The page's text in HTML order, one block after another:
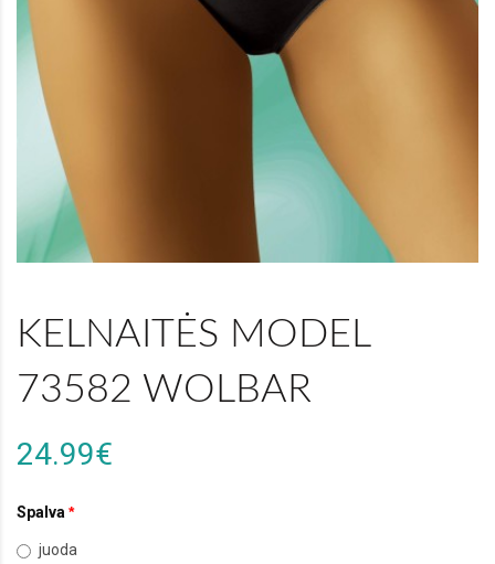
KELNAITĖS MODEL
73582 WOLBAR
24.99€
Spalva
juoda